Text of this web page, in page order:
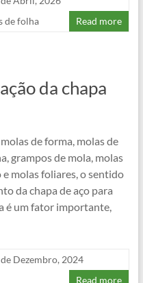
de folha Read more
da chapa
de forma, molas de
grampos de mola, molas
molas foliares, o sentido
da chapa de aço para
é um fator importante,
Dezembro, 2024
Read more